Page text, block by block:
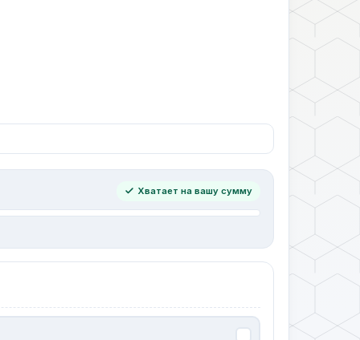
Хватает на вашу сумму